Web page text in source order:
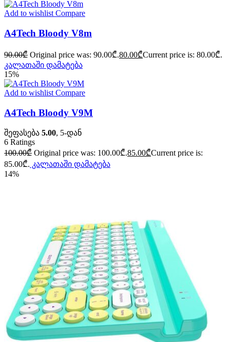
Add to wishlist Compare
A4Tech Bloody V8m
90.00₾ Original price was: 90.00₾.80.00₾Current price is: 80.00₾.
კალათაში დამატება
15%
Add to wishlist Compare
A4Tech Bloody V9M
შეფასება 5.00, 5-დან
6 Ratings
100.00₾ Original price was: 100.00₾.85.00₾Current price is:
85.00₾. კალათაში დამატება
14%